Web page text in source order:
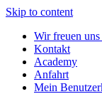
Skip to content
Wir freuen
Kontakt
Academy
Anfahrt
Mein